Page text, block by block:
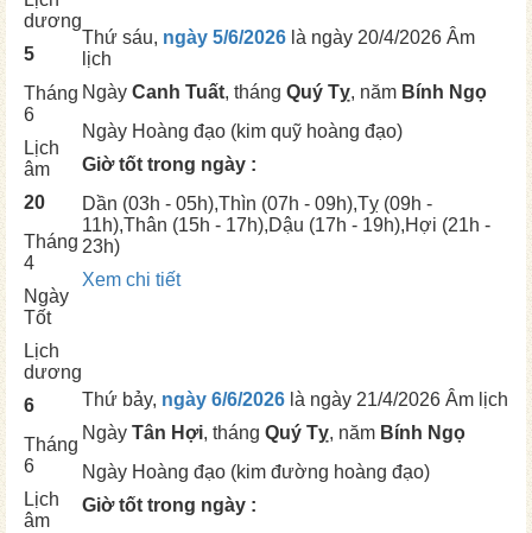
dương
5
Tháng
6
Lịch
âm
20
Tháng
4
Ngày
Tốt
Thứ sáu, ngày 5/6/2026 là ngày 20/4/2026 Âm
lịch
Ngày Canh Tuất, tháng Quý Tỵ, năm Bính Ngọ
Ngày Hoàng đạo (kim quỹ hoàng đạo)
Giờ tốt trong ngày :
Dần (03h - 05h),Thìn (07h - 09h),Tỵ (09h -
11h),Thân (15h - 17h),Dậu (17h - 19h),Hợi (21h -
23h)
Xem chi tiết
Lịch
dương
6
Tháng
6
Lịch
âm
Thứ bảy, ngày 6/6/2026 là ngày 21/4/2026 Âm lịch
Ngày Tân Hợi, tháng Quý Tỵ, năm Bính Ngọ
Ngày Hoàng đạo (kim đường hoàng đạo)
Giờ tốt trong ngày :